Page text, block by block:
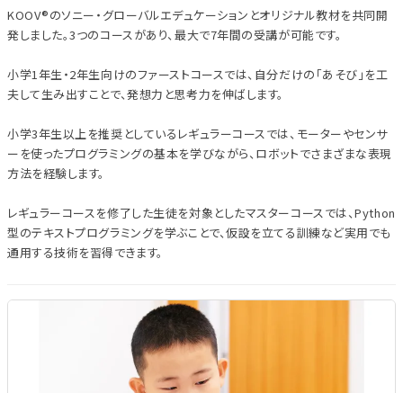
KOOV®のソニー・グローバルエデュケーションとオリジナル教材を共同開
発しました。3つのコースがあり、最大で7年間の受講が可能です。
小学1年生・2年生向けのファーストコースでは、自分だけの「あそび」を工
夫して生み出すことで、発想力と思考力を伸ばします。
小学3年生以上を推奨としているレギュラーコースでは、モーターやセンサ
ーを使ったプログラミングの基本を学びながら、ロボットでさまざまな表現
方法を経験します。
レギュラーコースを修了した生徒を対象としたマスターコースでは、Python
型のテキストプログラミングを学ぶことで、仮設を立てる訓練など実用でも
通用する技術を習得できます。